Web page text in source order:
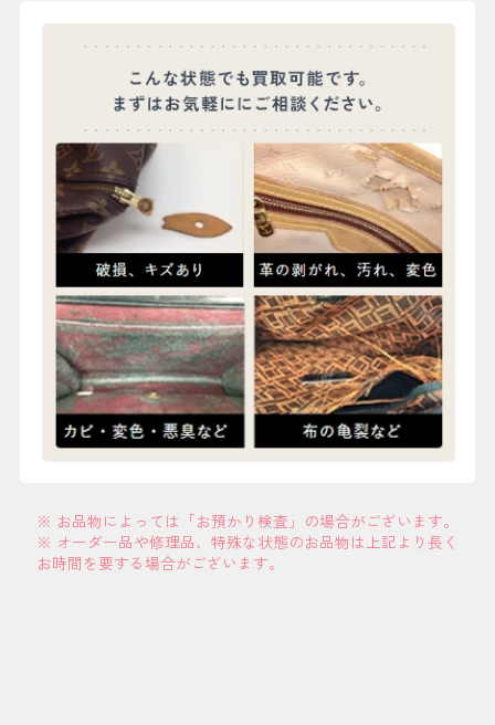
※ お品物によっては「お預かり検査」の場合がございます。
※ オーダー品や修理品、特殊な状態のお品物は上記より長く
お時間を要する場合がございます。